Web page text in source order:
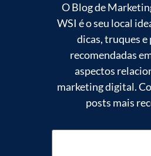
O Blog de
WSI é o seu local
dicas, truques e
recomendadas
aspectos
marketing digital.
posts mais